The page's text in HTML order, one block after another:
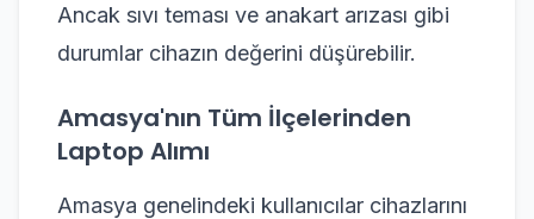
Ancak sıvı teması ve anakart arızası gibi
durumlar cihazın değerini düşürebilir.
Amasya'nın Tüm İlçelerinden
Laptop Alımı
Amasya genelindeki kullanıcılar cihazlarını